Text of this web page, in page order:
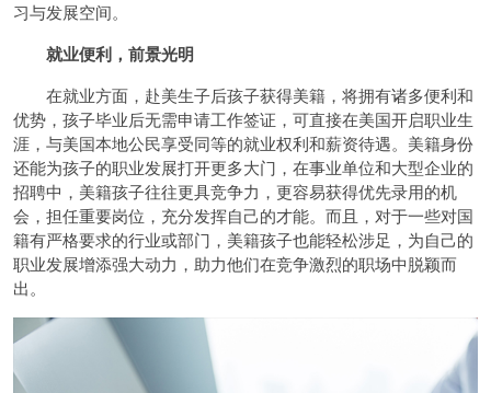
习与发展空间。
就业便利，前景光明
在就业方面，赴美生子后孩子获得美籍，将拥有诸多便利和
优势，孩子毕业后无需申请工作签证，可直接在美国开启职业生
涯，与美国本地公民享受同等的就业权利和薪资待遇。美籍身份
还能为孩子的职业发展打开更多大门，在事业单位和大型企业的
招聘中，美籍孩子往往更具竞争力，更容易获得优先录用的机
会，担任重要岗位，充分发挥自己的才能。而且，对于一些对国
籍有严格要求的行业或部门，美籍孩子也能轻松涉足，为自己的
职业发展增添强大动力，助力他们在竞争激烈的职场中脱颖而
出。